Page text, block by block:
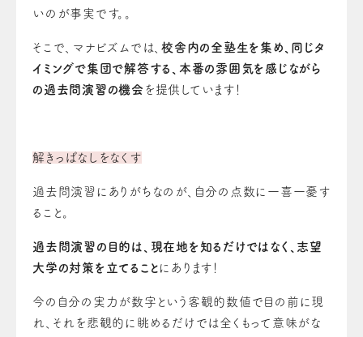
いのが事実です。。
そこで、マナビズムでは、 校舎内の全塾生を集め、同じタ
イミングで集団で解答する、本番の雰囲気を感じながら
の過去問演習の機会 を提供しています！
解きっぱなしをなくす
過去問演習にありがちなのが、自分の点数に一喜一憂す
ること。
過去問演習の目的は、現在地を知るだけではなく、志望
大学の対策を立てることにあります！
今の自分の実力が数字という客観的数値で目の前に現
れ、それを悲観的に眺めるだけでは全くもって意味がな